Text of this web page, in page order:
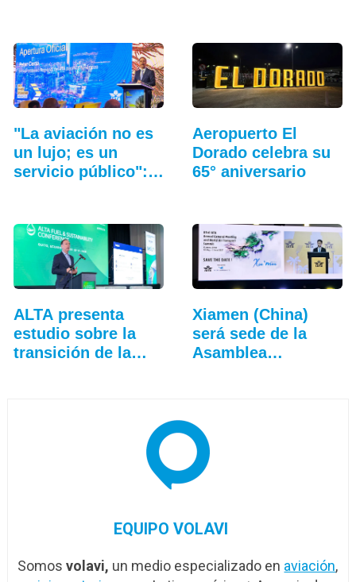
"La aviación no es
un lujo; es un
servicio público":…
Aeropuerto El
Dorado celebra su
65° aniversario
ALTA presenta
estudio sobre la
transición de la…
Xiamen (China)
será sede de la
Asamblea
EQUIPO VOLAVI
Somosvolavi, un medio especializado en aviación,